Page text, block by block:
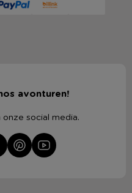
avonturen!
social media.